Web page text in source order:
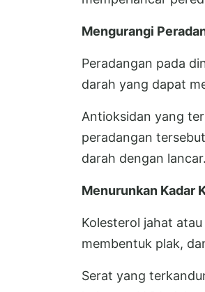
Mengurangi
Peradangan pada
darah yang dapat
Antioksidan yang
peradangan
darah dengan lancar.
Menurunkan Kadar
Kolesterol jahat
membentuk plak,
Serat yang